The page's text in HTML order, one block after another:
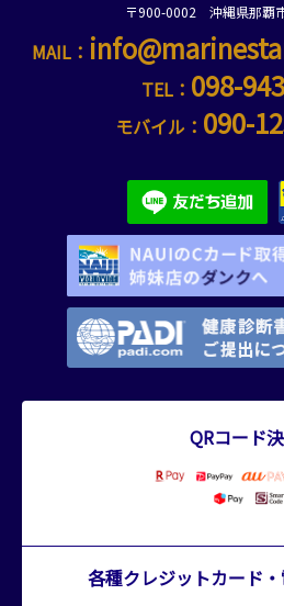
〒900-0002 沖縄県那覇
MAIL：
TEL： 098-
モバイル： 090-
QRコード
各種クレジットカード